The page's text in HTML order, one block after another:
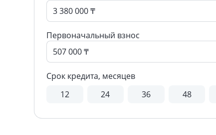
Первоначальный взнос
Срок кредита, месяцев
12
24 36 48